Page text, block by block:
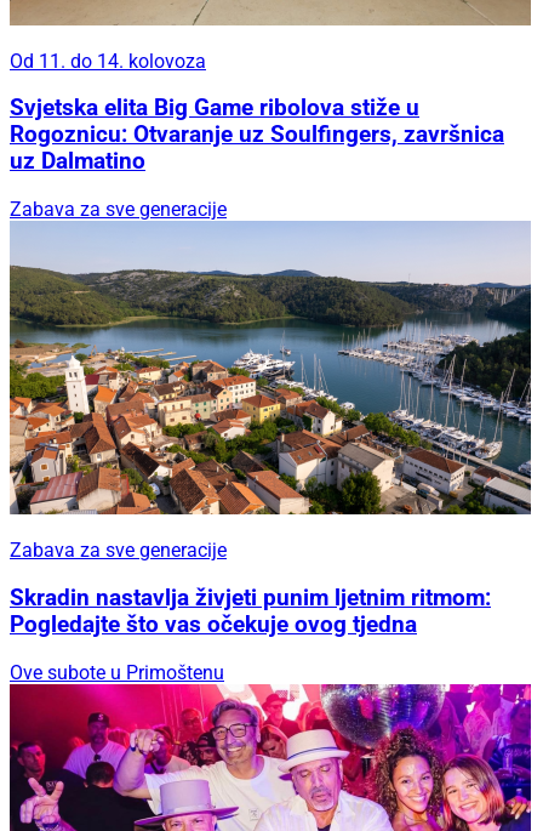
Od 11. do 14. kolovoza
Svjetska elita Big Game ribolova stiže u
Rogoznicu: Otvaranje uz Soulfingers, završnica
uz Dalmatino
Zabava za sve generacije
Zabava za sve generacije
Skradin nastavlja živjeti punim ljetnim ritmom:
Pogledajte što vas očekuje ovog tjedna
Ove subote u Primoštenu